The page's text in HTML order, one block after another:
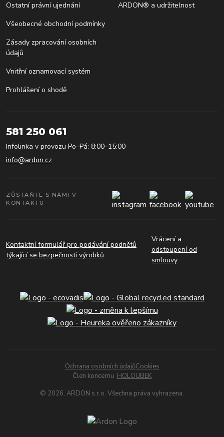
Ostatní právní ujednání
Všeobecné obchodní podmínky
Zásady zpracování osobních
údajů
Vnitřní oznamovací systém
Prohlášení o shodě
ARDON® a udržitelnost
581 250 061
Infolinka v provozu Po–Pá: 8:00–15:00
info@ardon.cz
ZŮSTAŇTE S NÁMI V
KONTAKTU
Kontaktní formulář pro podávání podnětů
týkající se bezpečnosti výrobků
Vrácení a
odstoupení od
smlouvy
Ochrana osobních údajůCookies
Člen koncernu HOLOUBEK
© 2026. ARDON s.r.o. Všechna práva vyhrazena.